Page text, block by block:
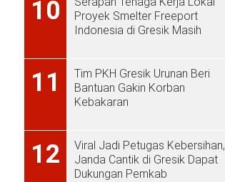
10
Proyek Smelter Freeport
Indonesia di Gresik Masih
11
Tim PKH Gresik Urunan Beri
Bantuan Gakin Korban
Kebakaran
12
Viral Jadi Petugas Kebersihan,
Janda Cantik di Gresik Dapat
Dukungan Pemkab